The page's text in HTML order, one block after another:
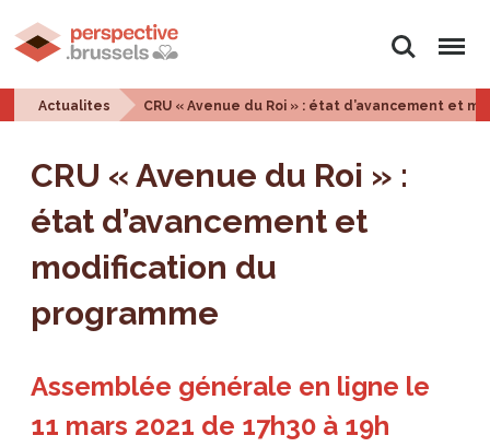
Rechercher
Menu
Actualites CRU « Avenue du Roi » : état d’avancement et
CRU « Avenue du Roi » :
état d’avancement et
modification du
programme
Assemblée générale en ligne le
11 mars 2021 de 17h30 à 19h